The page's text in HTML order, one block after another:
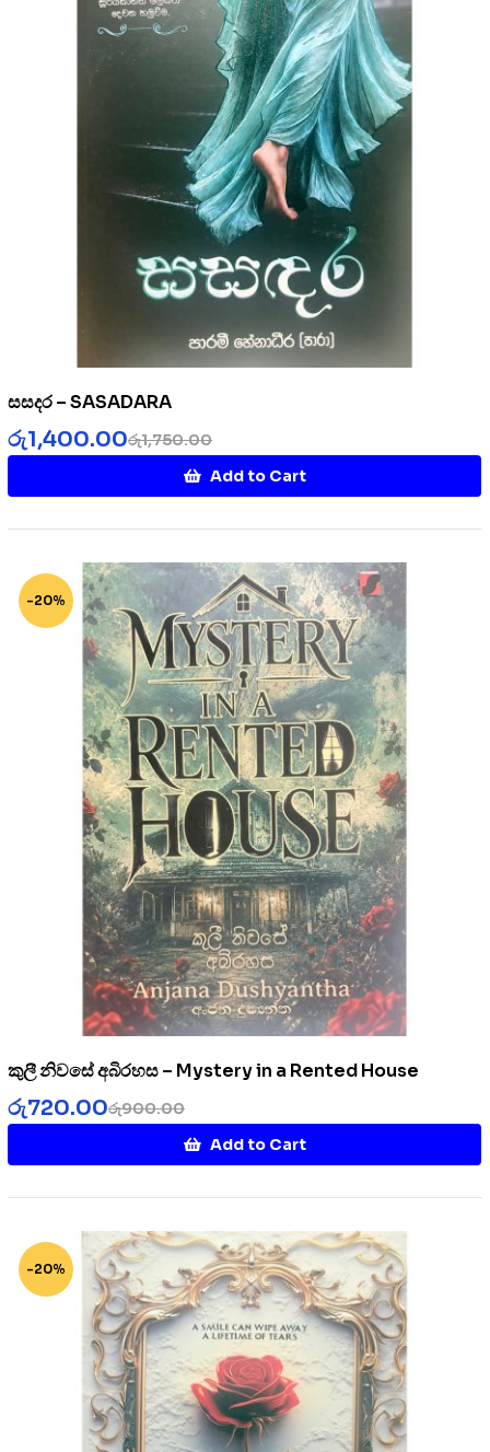
සසදර – SASADARA
රු1,750.00
රු1,400.00
Add to Cart
-20%
කුලී නිවසේ අබිරහස – Mystery in a Rented House
රු900.00
රු720.00
Add to Cart
-20%